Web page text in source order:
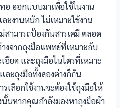
อ ออกแบบมาเพื่อใช้ในงาน
ะงานหนัก ไม่เหมาะใช้งาน
ามารถป้องกันสารเคมี ตลอด
างจากถุงมือแพทย์ที่เหมาะกับ
อียด และถุงมือไนไตรที่เหมาะ
ะถุงมือทั้งสองต่างก็กัน
เลือกใช้งานจะต้องใช้ถุงมือให้
นหากคุณกำลังมองหาถุงมือผ้า